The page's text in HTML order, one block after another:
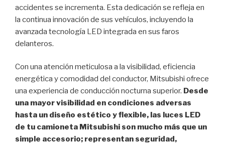
accidentes se incrementa. Esta dedicación se refleja en
la continua innovación de sus vehículos, incluyendo la
avanzada tecnología LED integrada en sus faros
delanteros.
Con una atención meticulosa a la visibilidad, eficiencia
energética y comodidad del conductor, Mitsubishi ofrece
una experiencia de conducción nocturna superior. Desde
una mayor visibilidad en condiciones adversas
hasta un diseño estético y flexible, las luces LED
de tu camioneta Mitsubishi son mucho más que un
simple accesorio; representan seguridad,